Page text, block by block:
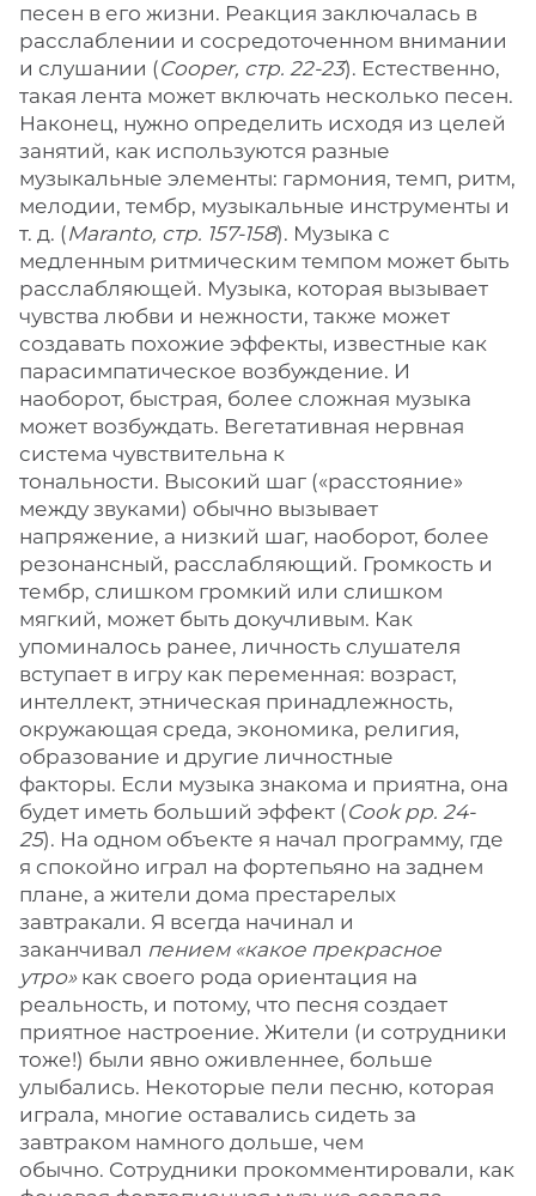
песен в его жизни. Реакция заключалась в
расслаблении и сосредоточенном внимании
и слушании (Cooper, стр. 22-23). Естественно,
такая лента может включать несколько песен.
Наконец, нужно определить исходя из целей
занятий, как используются разные
музыкальные элементы: гармония, темп, ритм,
мелодии, тембр, музыкальные инструменты и
т. д. (Maranto, стр. 157-158). Музыка с
медленным ритмическим темпом может быть
расслабляющей. Музыка, которая вызывает
чувства любви и нежности, также может
создавать похожие эффекты, известные как
парасимпатическое возбуждение. И
наоборот, быстрая, более сложная музыка
может возбуждать. Вегетативная нервная
система чувствительна к
тональности. Высокий шаг («расстояние»
между звуками) обычно вызывает
напряжение, а низкий шаг, наоборот, более
резонансный, расслабляющий. Громкость и
тембр, слишком громкий или слишком
мягкий, может быть докучливым. Как
упоминалось ранее, личность слушателя
вступает в игру как переменная: возраст,
интеллект, этническая принадлежность,
окружающая среда, экономика, религия,
образование и другие личностные
факторы. Если музыка знакома и приятна, она
будет иметь больший эффект (Cook pp. 24-
25). На одном объекте я начал программу, где
я спокойно играл на фортепьяно на заднем
плане, а жители дома престарелых
завтракали. Я всегда начинал и
заканчивал пением «какое прекрасное
утро»как своего рода ориентация на
реальность, и потому, что песня создает
приятное настроение. Жители (и сотрудники
тоже!) были явно оживленнее, больше
улыбались. Некоторые пели песню, которая
играла, многие оставались сидеть за
завтраком намного дольше, чем
обычно. Сотрудники прокомментировали, как